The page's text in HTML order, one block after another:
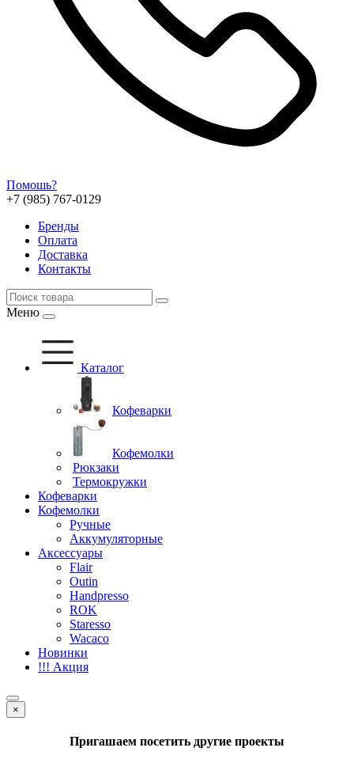
Помошь?
+7 (985) 767-0129
Бренды
Оплата
Доставка
Контакты
Меню
Каталог
Кофеварки
Кофемолки
Рюкзаки
Термокружки
Кофеварки
Кофемолки
Ручные
Аккумуляторные
Аксессуары
Flair
Outin
Handpresso
ROK
Staresso
Wacaco
Новинки
!!! Акция
×
Пригашаем посетить другие проекты